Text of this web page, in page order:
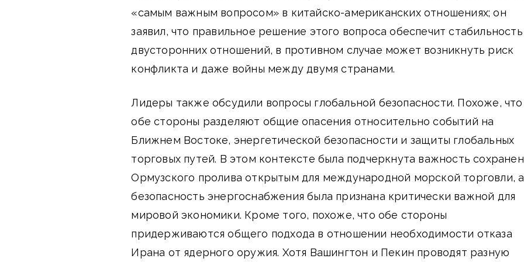
«самым важным вопросом» в китайско-американских отношениях; он
заявил, что правильное решение этого вопроса обеспечит стабильность
двусторонних отношений, в противном случае может возникнуть риск
конфликта и даже войны между двумя странами.
Лидеры также обсудили вопросы глобальной безопасности. Похоже, что
обе стороны разделяют общие опасения относительно событий на
Ближнем Востоке, энергетической безопасности и защиты глобальных
торговых путей. В этом контексте была подчеркнута важность
Ормузского пролива открытым для международной морской торговли, а
безопасность энергоснабжения была признана критически важной для
мировой экономики. Кроме того, похоже, что обе стороны
придерживаются общего подхода в отношении необходимости отказа
Ирана от ядерного оружия. Хотя Вашингтон и Пекин проводят разную